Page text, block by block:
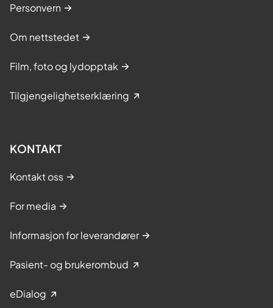
Personvern
Om nettstedet
Film, foto og lydopptak
Tilgjengelighetserklæring
KONTAKT
Kontakt oss
For media
Informasjon for leverandører
Pasient- og brukerombud
eDialog